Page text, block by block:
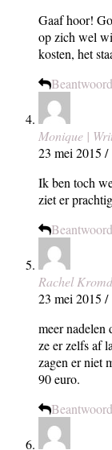
Gaaf hoor!
op zich wel
kosten, het
Monique |
23 mei 2015 /
Ik ben toch
ziet er
Rachel
23 mei 2015 /
meer
ze er zelfs af
zagen er niet
90 euro.